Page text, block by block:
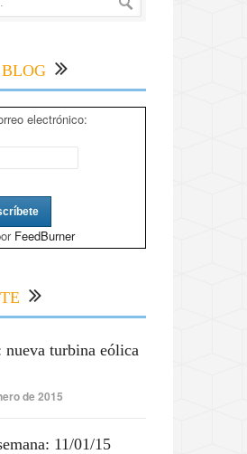
electrónico:
FeedBurner
turbina eólica
de 2015
11/01/15